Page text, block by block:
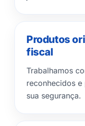
Produtos
fiscal
Trabalhamos
reconhecidos
sua segurança.